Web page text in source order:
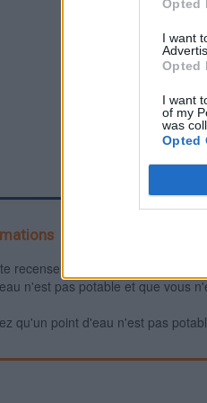
Opted
I want
Opted
I want
of my
was
Opted
recense des points d'eau dont
n'est pas potable et que vous
qu'un point d'eau n'est pas